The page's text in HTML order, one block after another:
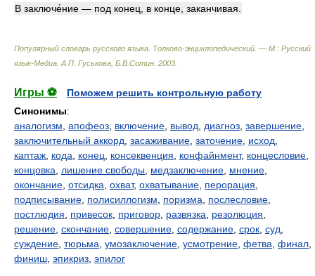
В заключе́ние — под конец, в конце, заканчивая.
Популярный словарь русского языка. Толково-энциклопедический. — М.: Русский
язык-Медиа А.П. Гуськова, Б.В.Сотин 2003
Игры ⚽
Поможем решить контрольную работу
Синонимы:
аналогизм апофеоз включение вывод диагноз завершение
заключительный аккорд засаживание заточение исход
каптаж кода конец консеквенция конфайнмент, концесловие
концовка
лишение свободы медзаключение мнение
окончание отсидка охват, охватывание перорация
подписывание полисиллогизм поризма послесловие
постлюдия
привесок приговор развязка резолюция
решение скончание совершение содержание срок суд
суждение тюрьма умозаключение усмотрение фетва финал
финиш эпикриз эпилог